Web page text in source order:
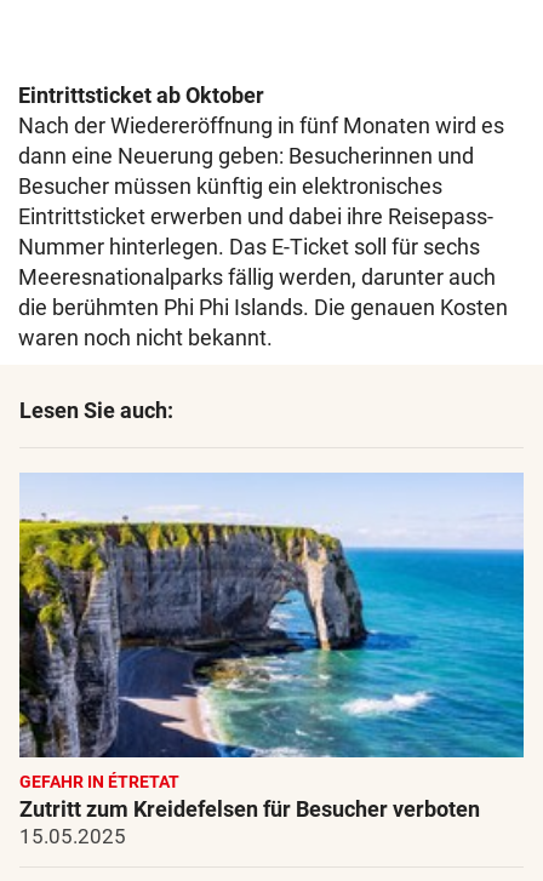
Eintrittsticket ab Oktober
Nach der Wiedereröffnung in fünf Monaten wird es
dann eine Neuerung geben: Besucherinnen und
Besucher müssen künftig ein elektronisches
Eintrittsticket erwerben und dabei ihre Reisepass-
Nummer hinterlegen. Das E-Ticket soll für sechs
Meeresnationalparks fällig werden, darunter auch
die berühmten Phi Phi Islands. Die genauen Kosten
waren noch nicht bekannt.
Lesen Sie auch:
GEFAHR IN ÉTRETAT
Zutritt zum Kreidefelsen für Besucher verboten
15.05.2025